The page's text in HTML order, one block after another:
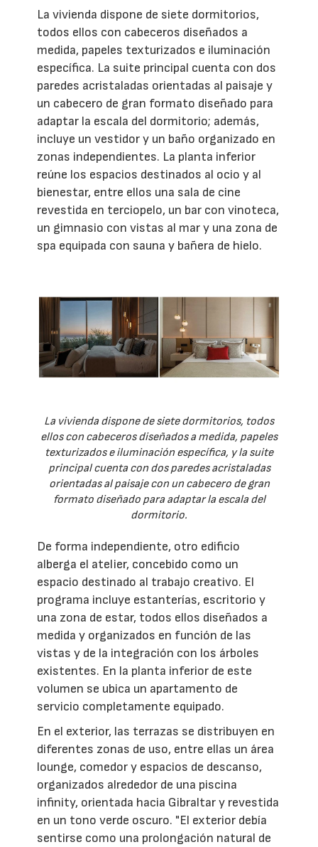
La vivienda dispone de siete dormitorios,
todos ellos con cabeceros diseñados a
medida, papeles texturizados e iluminación
específica. La suite principal cuenta con dos
paredes acristaladas orientadas al paisaje y
un cabecero de gran formato diseñado para
adaptar la escala del dormitorio; además,
incluye un vestidor y un baño organizado en
zonas independientes. La planta inferior
reúne los espacios destinados al ocio y al
bienestar, entre ellos una sala de cine
revestida en terciopelo, un bar con vinoteca,
un gimnasio con vistas al mar y una zona de
spa equipada con sauna y bañera de hielo.
La vivienda dispone de siete dormitorios, todos
ellos con cabeceros diseñados a medida, papeles
texturizados e iluminación específica, y la suite
principal cuenta con dos paredes acristaladas
orientadas al paisaje con un cabecero de gran
formato diseñado para adaptar la escala del
dormitorio.
De forma independiente, otro edificio
alberga el atelier, concebido como un
espacio destinado al trabajo creativo. El
programa incluye estanterías, escritorio y
una zona de estar, todos ellos diseñados a
medida y organizados en función de las
vistas y de la integración con los árboles
existentes. En la planta inferior de este
volumen se ubica un apartamento de
servicio completamente equipado.
En el exterior, las terrazas se distribuyen en
diferentes zonas de uso, entre ellas un área
lounge, comedor y espacios de descanso,
organizados alrededor de una piscina
infinity, orientada hacia Gibraltar y revestida
en un tono verde oscuro. "El exterior debía
sentirse como una prolongación natural de